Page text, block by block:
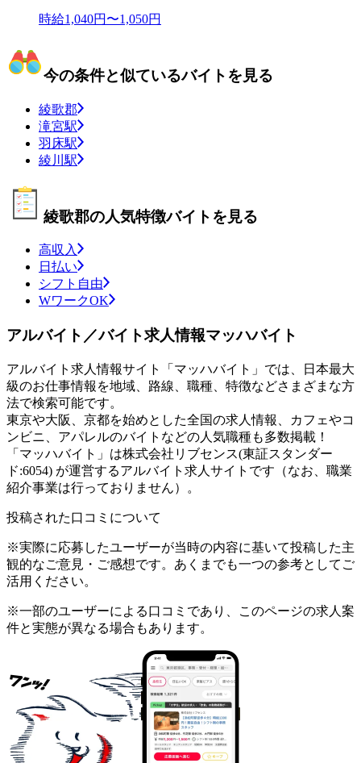
時給1,040円〜1,050円
今の条件と似ているバイトを見る
綾歌郡
滝宮駅
羽床駅
綾川駅
綾歌郡の人気特徴バイトを見る
高収入
日払い
シフト自由
WワークOK
アルバイト／バイト求人情報マッハバイト
アルバイト求人情報サイト「マッハバイト」では、日本最大
級のお仕事情報を地域、路線、職種、特徴などさまざまな方
法で検索可能です。
東京や大阪、京都を始めとした全国の求人情報、カフェやコ
ンビニ、アパレルのバイトなどの人気職種も多数掲載！
「マッハバイト」は株式会社リブセンス(東証スタンダー
ド:6054) が運営するアルバイト求人サイトです（なお、職業
紹介事業は行っておりません）。
投稿された口コミについて
※実際に応募したユーザーが当時の内容に基いて投稿した主
観的なご意見・ご感想です。あくまでも一つの参考としてご
活用ください。
※一部のユーザーによる口コミであり、このページの求人案
件と実態が異なる場合もあります。